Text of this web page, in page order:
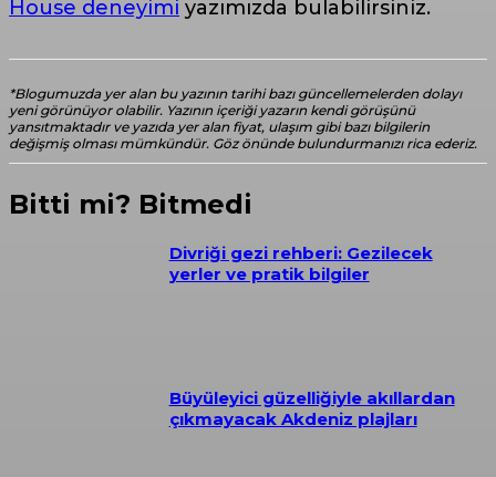
House deneyimi yazımızda bulabilirsiniz.
*Blogumuzda yer alan bu yazının tarihi bazı güncellemelerden dolayı
yeni görünüyor olabilir. Yazının içeriği yazarın kendi görüşünü
yansıtmaktadır ve yazıda yer alan fiyat, ulaşım gibi bazı bilgilerin
değişmiş olması mümkündür. Göz önünde bulundurmanızı rica ederiz.
Bitti mi? Bitmedi
Divriği gezi rehberi: Gezilecek
yerler ve pratik bilgiler
Büyüleyici güzelliğiyle akıllardan
çıkmayacak Akdeniz plajları